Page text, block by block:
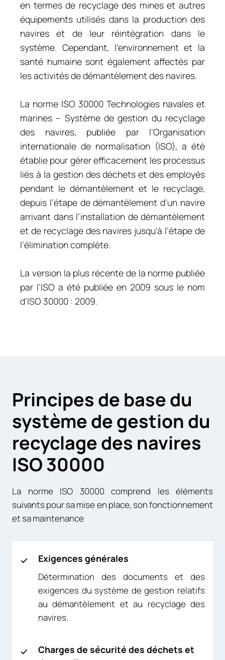
en termes de recyclage des mines et autres
équipements utilisés dans la production des
navires et de leur réintégration dans le
système. Cependant, l’environnement et la
santé humaine sont également affectés par
les activités de démantèlement des navires.
La norme ISO 30000 Technologies navales et
marines – Système de gestion du recyclage
des navires, publiée par l’Organisation
internationale de normalisation (ISO), a été
établie pour gérer efficacement les processus
liés à la gestion des déchets et des employés
pendant le démantèlement et le recyclage,
depuis l’étape de démantèlement d’un navire
arrivant dans l’installation de démantèlement
et de recyclage des navires jusqu’à l’étape de
l’élimination complète.
La version la plus récente de la norme publiée
par l’ISO a été publiée en 2009 sous le nom
d’ISO 30000 : 2009.
Principes de base du
système de gestion du
recyclage des navires
ISO 30000
La norme ISO 30000 comprend les éléments
suivants pour sa mise en place, son fonctionnement
et sa maintenance
Exigences générales
Détermination des documents et des
exigences du système de gestion relatifs
au démantèlement et au recyclage des
navires.
Charges de sécurité des déchets et